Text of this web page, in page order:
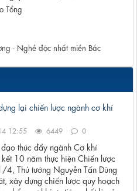
Tổng
- Nghề độc nhất miền Bắc
lại chiến lược ngành cơ khí
12:55 6449 0
thúc đẩy ngành Cơ khí
10 năm thực hiện Chiến lược
Thủ tướng Nguyễn Tấn Dũng
xây dựng chiến lược quy hoạch